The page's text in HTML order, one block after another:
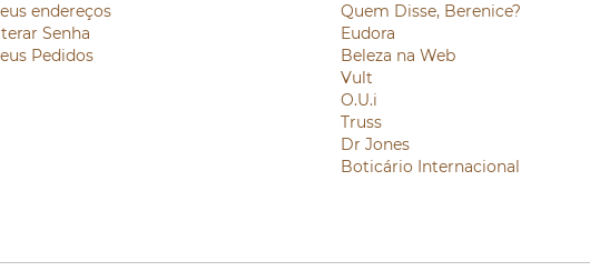
endereços
Senha
Pedidos
Quem Disse, Berenice?
Eudora
Beleza na Web
Vult
O.U.i
Truss
Dr Jones
Boticário Internacional